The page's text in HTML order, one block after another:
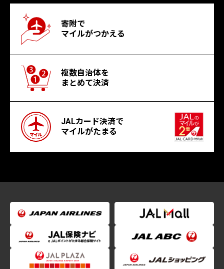
寄附で
マイルがつかえる
複数自治体を
まとめて決済
JALカード決済で
マイルがたまる